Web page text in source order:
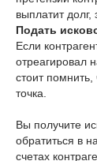
выплатит долг,
Подать
Если
отреагировал
стоит
точка.
Вы получите
обратиться в
счетах